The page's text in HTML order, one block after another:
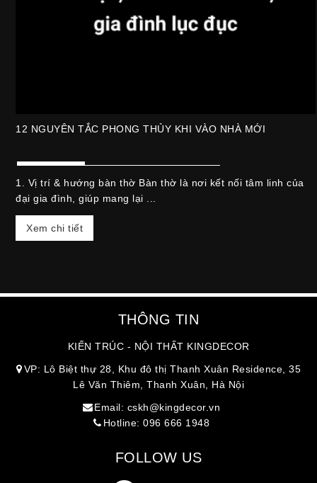
12 NGUYÊN TẮC PHONG THỦY KHI VÀO NHÀ MỚI
1. Vị trí & hướng bàn thờ Bàn thờ là nơi kết nối tâm linh của
đại gia đình, giúp mang lại ...
Xem chi tiết
THÔNG TIN
KIẾN TRÚC - NỘI THẤT KINGDECOR
VP: Lô Biệt thự 28, Khu đô thị Thanh Xuân Residence, 35
Lê Văn Thiêm, Thanh Xuân, Hà Nội
Email: cskh@kingdecor.vn
Hotline: 096 666 1948
FOLLOW US